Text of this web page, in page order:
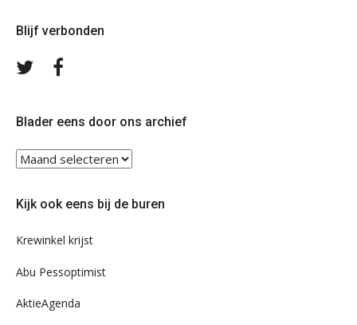
Blijf verbonden
Volg
Blader eens door ons archief
Blader
ons
Kijk ook eens bij de buren
Krewinkel krijst
Abu Pessoptimist
AktieAgenda